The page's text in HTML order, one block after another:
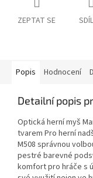
ZEPTAT SE
Popis Hodnocení
Detailní popis
Optická herní myš
tvarem Pro herní
M508 správnou
pestré barevné
komfort pro hráče s